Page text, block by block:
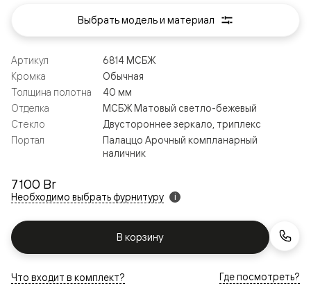
7 100 Br
Необходимо выбрать фурнитуру i
В корзину
Артикул
6814 МСБЖ
Кромка
Обычная
Толщина полотна
40 мм
Отделка
МСБЖ Матовый светло-бежевый
Стекло
Двустороннее зеркало, триплекс
Портал
Палаццо Арочный компланарный
наличник
Что входит в комплект? Где посмотреть?
Выбрать модель и материал